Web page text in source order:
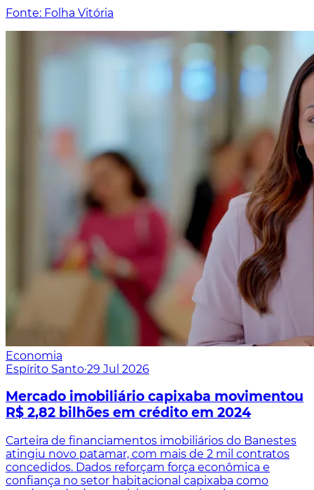
Fonte: Folha Vitória
Economia
Espírito Santo·29 Jul 2026
Mercado imobiliário capixaba movimentou
R$ 2,82 bilhões em crédito em 2024
Carteira de financiamentos imobiliários do Banestes
atingiu novo patamar, com mais de 2 mil contratos
concedidos. Dados reforçam força econômica e
confiança no setor habitacional capixaba como